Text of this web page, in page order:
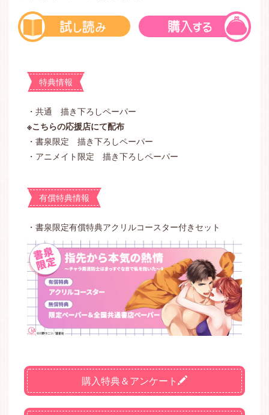
特典情報
・共通 描き下ろしペーパー
※こちらの応援店にて配布
・書泉限定 描き下ろしペーパー
・アニメイト限定 描き下ろしペーパー
有償特典情報
・書泉限定有償特典アクリルコースター付きセット
購入特典＆アンケート